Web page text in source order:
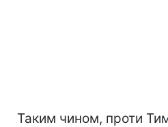
Таким чином, проти